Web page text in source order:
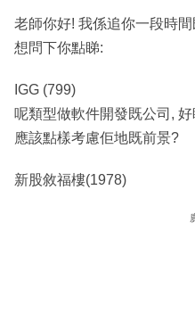
老師你好! 我係追你一段時
想問下你點睇:
IGG (799)
呢類型做軟件開發既公司,
應該點樣考慮佢地既前景?
新股敘福樓(1978)